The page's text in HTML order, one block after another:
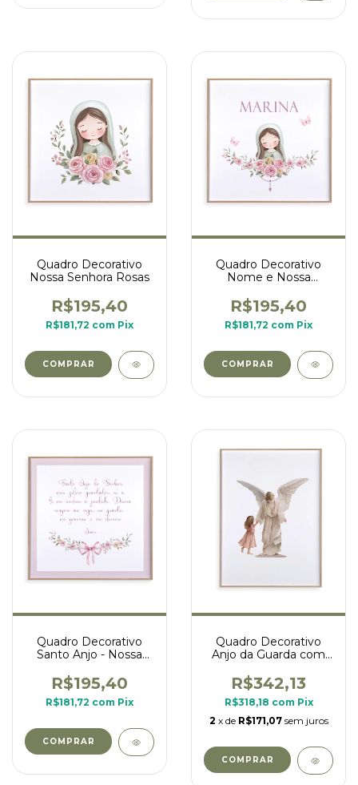
Quadro Decorativo
Nossa Senhora Rosas
R$195,40
R$181,72 com Pix
COMPRAR
Quadro Decorativo
Nome e Nossa
R$195,40
R$181,72 com Pix
COMPRAR
Quadro Decorativo
Santo Anjo - Nossa
R$195,40
R$181,72 com Pix
COMPRAR
Quadro Decorativo
Anjo da Guarda com
R$342,13
R$318,18 com Pix
2 x de R$171,07 sem juros
COMPRAR